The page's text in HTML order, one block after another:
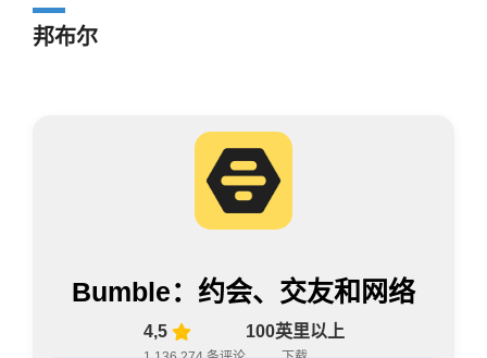
邦布尔
Bumble：约会、交友和网络
4,5 100英里以上